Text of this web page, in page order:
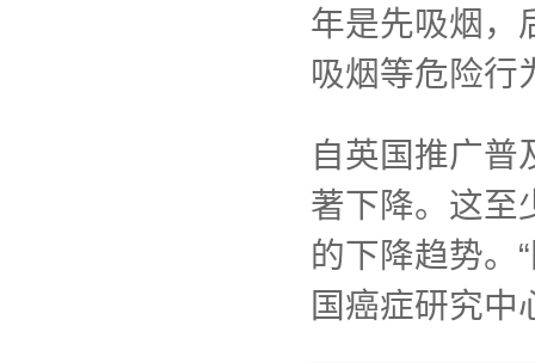
年是先吸烟，
吸烟等危险行
自英国推广普
著下降。这至
的下降趋势。
国癌症研究中